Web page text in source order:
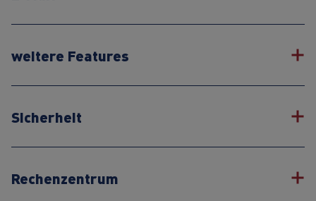
weitere Features
Sicherheit
Rechenzentrum